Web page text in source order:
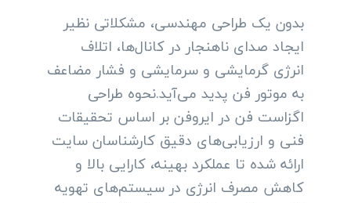
بدون یک طراحی مهندسی، مشکلاتی نظیر
ایجاد صدای ناهنجار در کانال‌ها، اتلاف
انرژی گرمایشی و سرمایشی و فشار مضاعف
به موتور فن پدید می‌آید.نحوه طراحی
اگزاست فن در ایروفن بر اساس تحقیقات
فنی و ارزیابی‌های دقیق کارشناسان سایت
ارائه شده تا عملکرد بهینه، کارایی بالا و
کاهش مصرف انرژی در سیستم‌های تهویه